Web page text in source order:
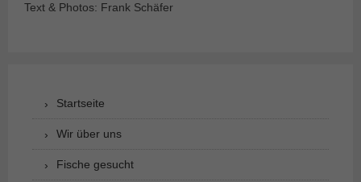
Text & Photos: Frank Schäfer
Startseite
Wir über uns
Fische gesucht